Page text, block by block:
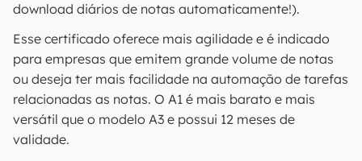
download diários de notas automaticamente!).
Esse certificado oferece mais agilidade e é indicado
para empresas que emitem grande volume de notas
ou deseja ter mais facilidade na automação de tarefas
relacionadas as notas. O A1 é mais barato e mais
versátil que o modelo A3 e possui 12 meses de
validade.